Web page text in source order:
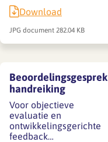
Download
JPG document 282.04 KB
Beoordelingsgesprek
handreiking
Voor objectieve
evaluatie en
ontwikkelingsgerichte
feedback…